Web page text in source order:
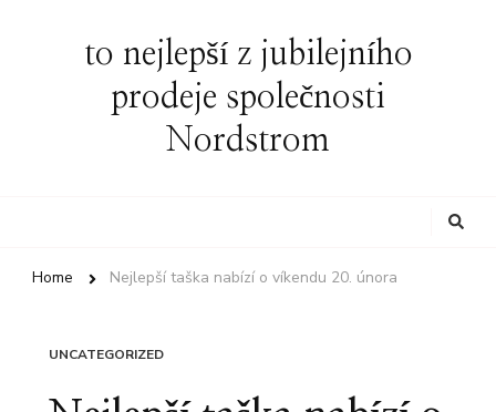
to nejlepší z jubilejního
prodeje společnosti
Nordstrom
Home Nejlepší taška nabízí o víkendu 20. února
UNCATEGORIZED